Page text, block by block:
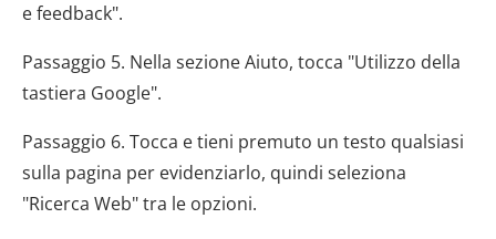
e feedback".
Passaggio 5. Nella sezione Aiuto, tocca "Utilizzo della
tastiera Google".
Passaggio 6. Tocca e tieni premuto un testo qualsiasi
sulla pagina per evidenziarlo, quindi seleziona
"Ricerca Web" tra le opzioni.